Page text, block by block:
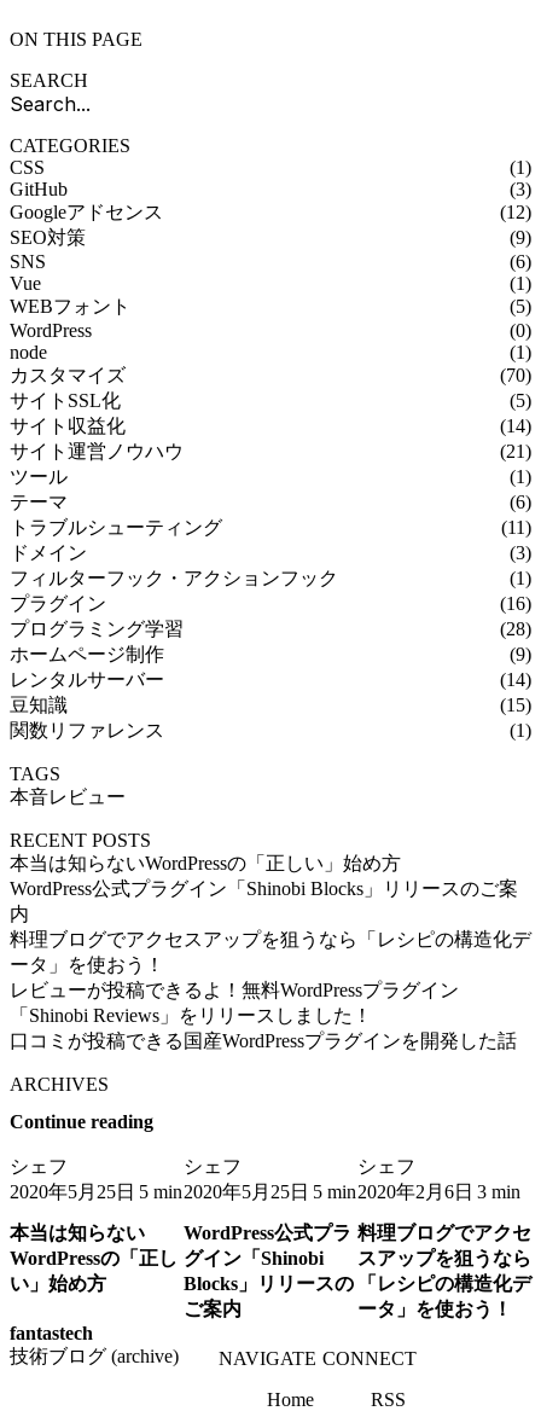
ON THIS PAGE
SEARCH
CATEGORIES
CSS
(1)
GitHub
(3)
Googleアドセンス
(12)
SEO対策
(9)
SNS
(6)
Vue
(1)
WEBフォント
(5)
WordPress
(0)
node
(1)
カスタマイズ
(70)
サイトSSL化
(5)
サイト収益化
(14)
サイト運営ノウハウ
(21)
ツール
(1)
テーマ
(6)
トラブルシューティング
(11)
ドメイン
(3)
フィルターフック・アクションフック
(1)
プラグイン
(16)
プログラミング学習
(28)
ホームページ制作
(9)
レンタルサーバー
(14)
豆知識
(15)
関数リファレンス
(1)
TAGS
本音レビュー
RECENT POSTS
本当は知らないWordPressの「正しい」始め方
WordPress公式プラグイン「Shinobi Blocks」リリースのご案
内
料理ブログでアクセスアップを狙うなら「レシピの構造化デ
ータ」を使おう！
レビューが投稿できるよ！無料WordPressプラグイン
「Shinobi Reviews」をリリースしました！
口コミが投稿できる国産WordPressプラグインを開発した話
ARCHIVES
Continue reading
シェフ
2020年5月25日 5 min
本当は知らない
WordPressの「正し
い」始め方
シェフ
2020年5月25日 5 min
WordPress公式プラ
グイン「Shinobi
Blocks」リリースの
ご案内
シェフ
2020年2月6日 3 min
料理ブログでアクセ
スアップを狙うなら
「レシピの構造化デ
ータ」を使おう！
fantastech
技術ブログ (archive)
NAVIGATE
Home
CONNECT
RSS